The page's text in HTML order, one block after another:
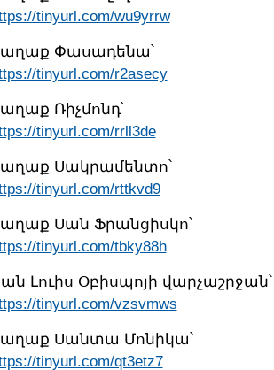
tinyurl.com/wu9yrrw
Փասադենա՝
tinyurl.com/r2asecy
Ռիչմոնդ՝
tinyurl.com/rrll3de
Սակրամենտո՝
tinyurl.com/rttkvd9
Սան Ֆրանցիսկո՝
tinyurl.com/tbky88h
Լուիս Օբիսպոյի վարչաշրջան՝
tinyurl.com/vzsvmws
Սանտա Մոնիկա՝
tinyurl.com/qt3etz7